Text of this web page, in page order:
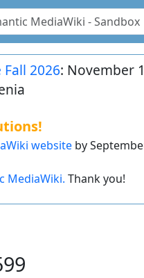
2026: November
websiteby
MediaWiki. Thank you!